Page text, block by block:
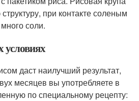
при контакте соленым
соли.
даст наилучший результат,
месяцев вы употребляете в
по специальному рецепту: